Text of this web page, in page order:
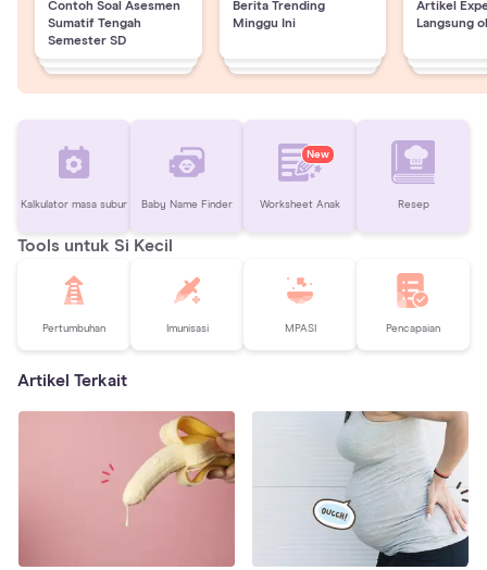
Contoh Soal Asesmen
Sumatif Tengah
Semester SD
Berita Trending
Minggu Ini
Artikel
Langsung
Kalkulator masa subur Baby Name Finder
New
Worksheet Anak Resep
Tools untuk Si Kecil
Pertumbuhan Imunisasi MPASI Pencapaian
Artikel Terkait